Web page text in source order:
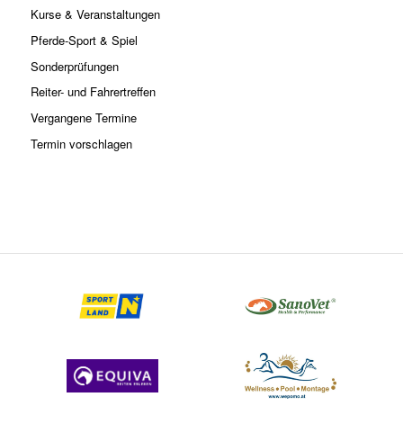
Kurse & Veranstaltungen
Pferde-Sport & Spiel
Sonderprüfungen
Reiter- und Fahrertreffen
Vergangene Termine
Termin vorschlagen